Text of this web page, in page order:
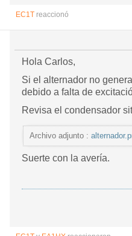
EC1T reaccionó
Hola Carlos,
Si el alternador no
debido a falta de
Revisa el condensador
Archivo adjunto :
Suerte con la avería.